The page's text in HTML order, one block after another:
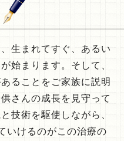
生まれてすぐ、あるい
始まります。そして、
ることをご家族に説明
さんの成長を見守って
技術を駆使しながら、
いけるのがこの治療の